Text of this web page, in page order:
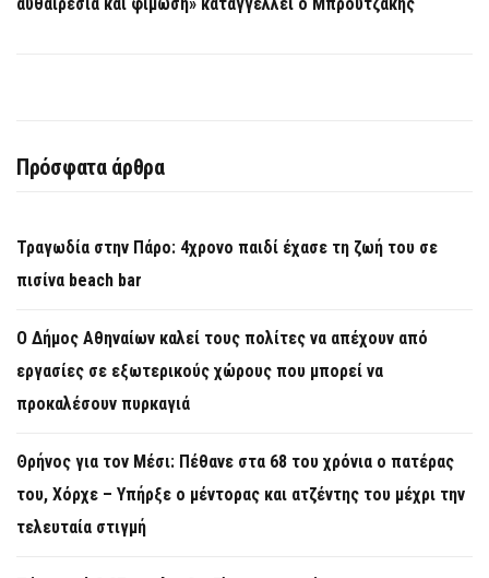
Πρόσφατα άρθρα
Τραγωδία στην Πάρο: 4χρονο παιδί έχασε τη ζωή του σε
πισίνα beach bar
Ο Δήμος Αθηναίων καλεί τους πολίτες να απέχουν από
εργασίες σε εξωτερικούς χώρους που μπορεί να
προκαλέσουν πυρκαγιά
Θρήνος για τον Μέσι: Πέθανε στα 68 του χρόνια ο πατέρας
του, Χόρχε – Υπήρξε ο μέντορας και ατζέντης του μέχρι την
τελευταία στιγμή